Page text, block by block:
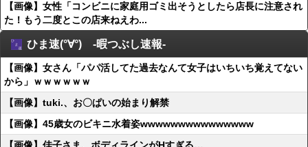
【画像】女性「コンビニに家庭用ゴミ出そうとしたら店長に注意され
た！もう二度とこの店来ねえわ...
ひま速(°∀°) -暇つぶし速報-
【画像】女さん「パパ活してた過去なんて女子はいちいち覚えてない
から」ｗｗｗｗｗｗ
【画像】tuki.、お〇ぱいの始まり解禁
【画像】45歳女のビキニ水着姿wwwwwwwwwwwwwww